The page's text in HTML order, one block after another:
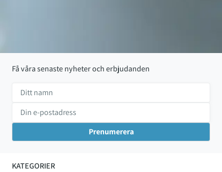
KATEGORIER
Få våra senaste nyheter och erbjudanden